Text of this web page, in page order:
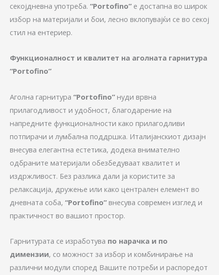
секојдневна употреба. “Portofino” е достапна во широк
избор на материјали и бои, лесно вклопувајќи се во секој
стил на ентериер.
Функционалност и квалитет на аголната гарнитура
“Portofino”
Аголна гарнитура “Portofino” нуди врвна
прилагодливост и удобност, благодарение на
напредните функционалности како прилагодливи
потпирачи и лумбална поддршка. Италијанскиот дизајн
внесува елегантна естетика, додека внимателно
одбраните материјали обезбедуваат квалитет и
издржливост. Без разлика дали ја користите за
релаксација, дружење или како централен елемент во
дневната соба, “Portofino” внесува современ изглед и
практичност во вашиот простор.
Гарнитурата се изработува по нарачка и по
димензии, со можност за избор и комбинирање на
различни модули според Вашите потреби и распоредот